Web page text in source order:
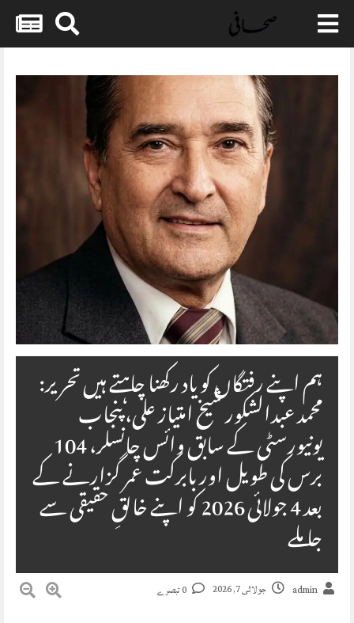
Skip
content
ہم اپنے رفتگاں کو یاد رکھنا چاہتے ہیں تحریر:
محمد عبدالشکور شیخ امتیاز علی، پنجابیونیورسٹی کے سابق وائس چانسلر، 104
برس کی طویل اور بابرکت عمر گزارنے کے
بعد 4 جولائی 2026 کو اپنے خالقِ حقیقی سے جا ملے
admin جولائی 7, 2026